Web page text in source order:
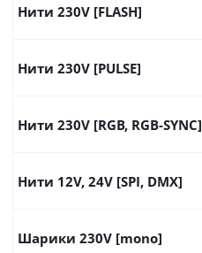
Нити 230V [FLASH]
Нити 230V [PULSE]
Нити 230V [RGB, RGB-SYNC]
Нити 12V, 24V [SPI, DMX]
Шарики 230V [mono]